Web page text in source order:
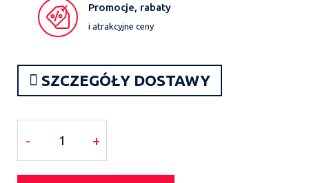
Promocje, rabaty
i atrakcyjne ceny
SZCZEGÓŁY DOSTAWY
- +